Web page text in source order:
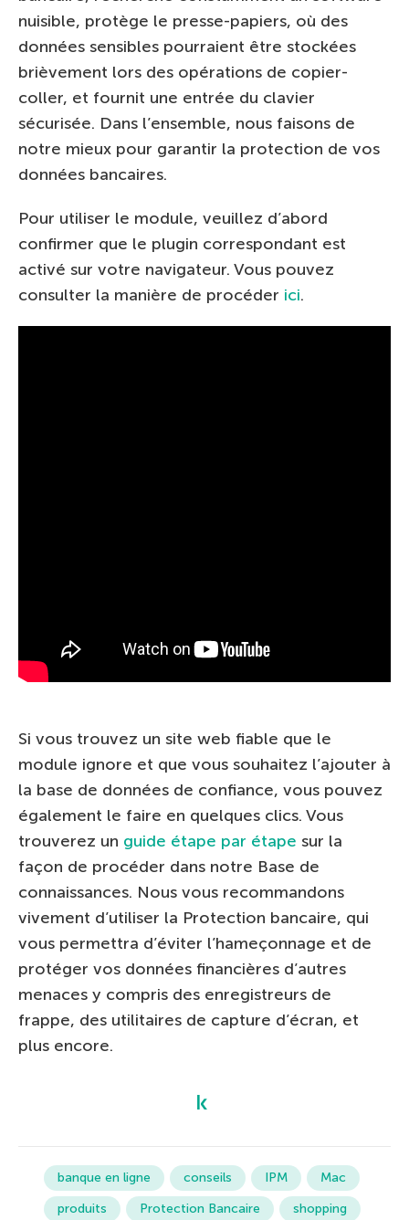
nuisible, protège le presse-papiers, où des
données sensibles pourraient être stockées
brièvement lors des opérations de copier-
coller, et fournit une entrée du clavier
sécurisée. Dans l’ensemble, nous faisons de
notre mieux pour garantir la protection de vos
données bancaires.
Pour utiliser le module, veuillez d’abord
confirmer que le plugin correspondant est
activé sur votre navigateur. Vous pouvez
consulter la manière de procéder ici.
Si vous trouvez un site web fiable que le
module ignore et que vous souhaitez l’ajouter à
la base de données de confiance, vous pouvez
également le faire en quelques clics. Vous
trouverez un guide étape par étape sur la
façon de procéder dans notre Base de
connaissances. Nous vous recommandons
vivement d’utiliser la Protection bancaire, qui
vous permettra d’éviter l’hameçonnage et de
protéger vos données financières d’autres
menaces y compris des enregistreurs de
frappe, des utilitaires de capture d’écran, et
plus encore.
banque en ligne conseils IPM
Mac
produits
Protection Bancaire shopping